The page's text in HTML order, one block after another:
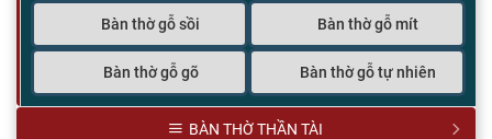
Bàn thờ gỗ sồi Bàn thờ gỗ mít
Bàn thờ gỗ gõ Bàn thờ gỗ tự nhiên
BÀN THỜ THẦN TÀI